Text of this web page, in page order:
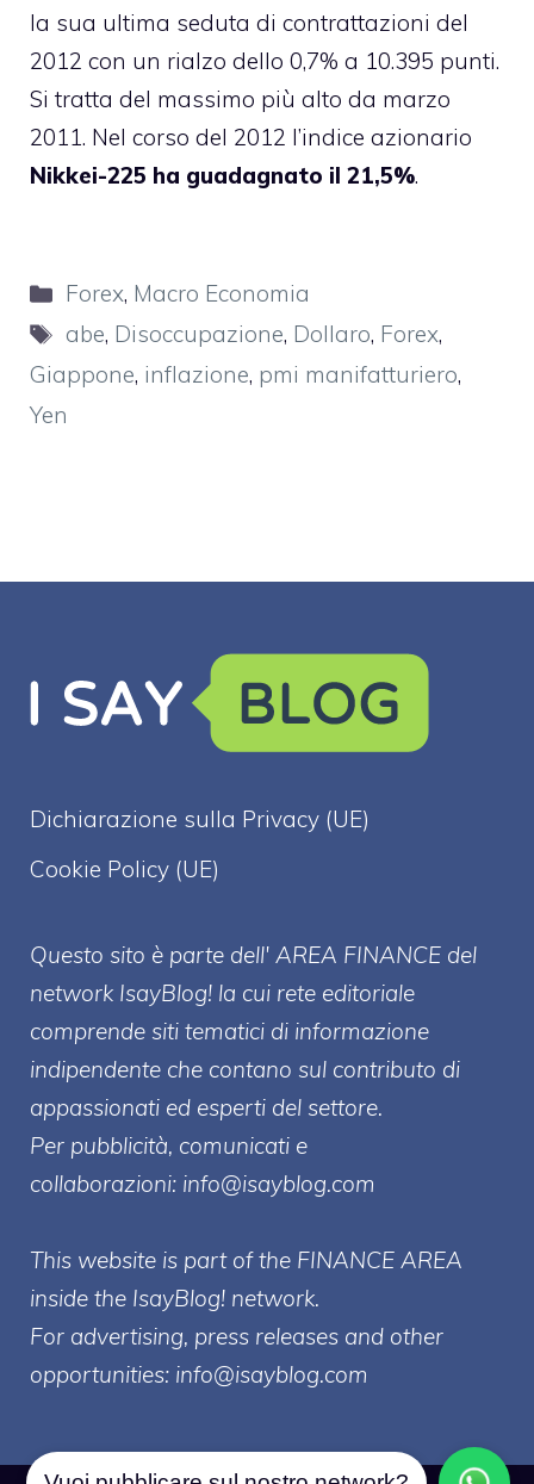
la sua ultima seduta di contrattazioni del
2012 con un rialzo dello 0,7% a 10.395 punti.
Si tratta del massimo più alto da marzo
2011. Nel corso del 2012 l’indice azionario
Nikkei-225 ha guadagnato il 21,5%.
Categorie
Forex, Macro Economia
Tag
abe, Disoccupazione, Dollaro, Forex,
Giappone, inflazione, pmi manifatturiero,
Yen
Dichiarazione sulla Privacy (UE)
Cookie Policy (UE)
Questo sito è parte dell' AREA FINANCE del
network IsayBlog! la cui rete editoriale
comprende siti tematici di informazione
indipendente che contano sul contributo di
appassionati ed esperti del settore.
Per pubblicità, comunicati e
collaborazioni: info@isayblog.com
This website is part of the FINANCE AREA
inside the IsayBlog! network.
For advertising, press releases and other
opportunities: info@isayblog.com